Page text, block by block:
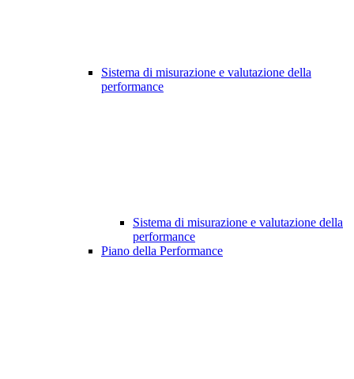
Sistema di misurazione e valutazione della
performance
Sistema di misurazione e valutazione della
performance
Piano della Performance